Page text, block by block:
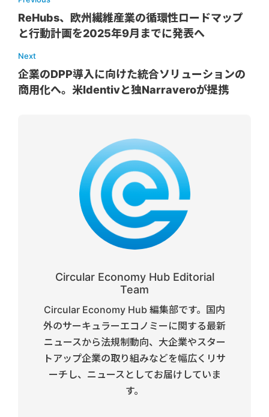
ReHubs、欧州繊維産業の循環性ロードマップ
と行動計画を2025年9月までに発表へ
Next
企業のDPP導入に向けた統合ソリューションの
商用化へ。米Identivと独Narraveroが提携
Circular Economy Hub Editorial
Team
Circular Economy Hub 編集部です。国内
外のサーキュラーエコノミーに関する最新
ニュースから法規制動向、大企業やスター
トアップ企業の取り組みなどを幅広くリサ
ーチし、ニュースとしてお届けしていま
す。